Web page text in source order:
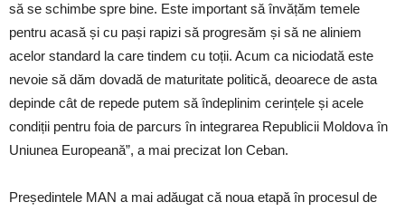
să se schimbe spre bine. Este important să învățăm temele
pentru acasă și cu pași rapizi să progresăm și să ne aliniem
acelor standard la care tindem cu toții. Acum ca niciodată este
nevoie să dăm dovadă de maturitate politică, deoarece de asta
depinde cât de repede putem să îndeplinim cerințele și acele
condiții pentru foia de parcurs în integrarea Republicii Moldova în
Uniunea Europeană”, a mai precizat Ion Ceban.
Președintele MAN a mai adăugat că noua etapă în procesul de